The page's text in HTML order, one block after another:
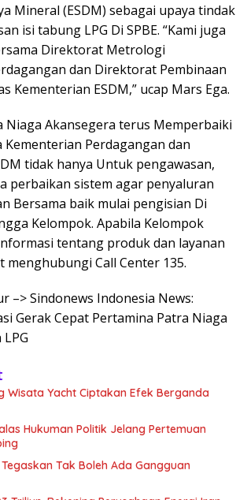
Mineral (ESDM) sebagai upaya tindak
isi tabung LPG Di SPBE. “Kami juga
Direktorat Metrologi
dan Direktorat Pembinaan
Kementerian ESDM,” ucap Mars Ega.
Niaga Akansegera terus Memperbaiki
Perdagangan dan
tidak hanya Untuk pengawasan,
perbaikan sistem agar penyaluran
Bersama baik mulai pengisian Di
Kelompok. Apabila Kelompok
tentang produk dan layanan
menghubungi Call Center 135.
–> Sindonews Indonesia News:
Gerak Cepat Pertamina Patra Niaga
Wisata Yacht Ciptakan Efek Berganda
Hukuman Politik Jelang Pertemuan
Tak Boleh Ada Gangguan